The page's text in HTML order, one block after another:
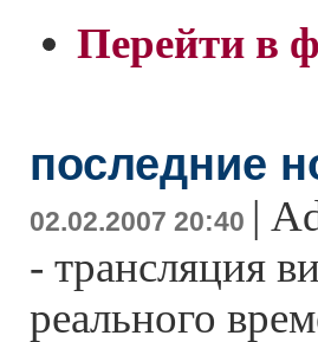
Перейти в
последние
02.02.2007 20:40 |
- трансляция
реального